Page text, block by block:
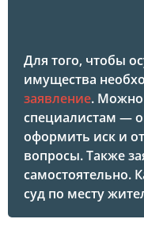
Для того, чтобы
имущества
заявление. Можно
специалистам —
оформить иск и
вопросы. Также
самостоятельно.
суд по месту